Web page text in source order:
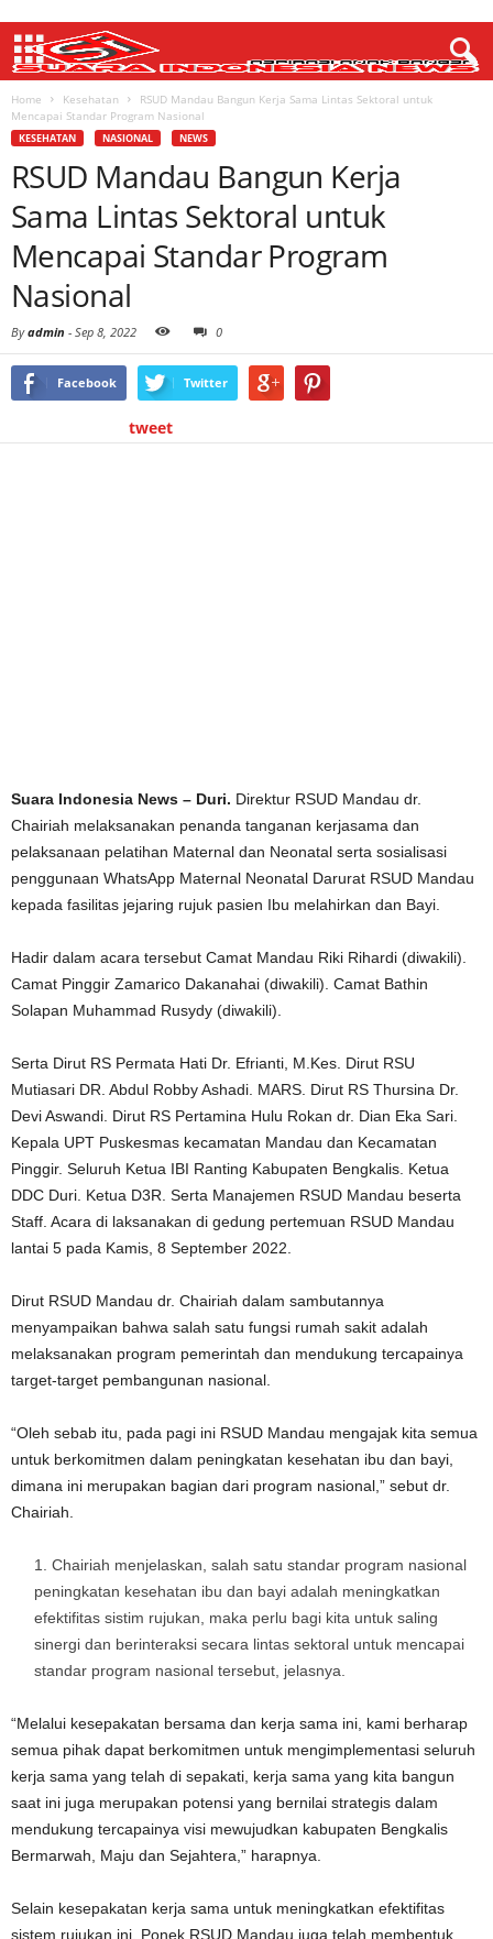
Home Kesehatan
RSUD Mandau Bangun Kerja Sama Lintas Sektoral untuk
Mencapai Standar Program Nasional
KESEHATAN NASIONAL NEWS
RSUD Mandau Bangun Kerja
Sama Lintas Sektoral untuk
Mencapai Standar Program
Nasional
Byadmin - Sep 8, 2022 0
Facebook Twitter
tweet
Suara Indonesia News – Duri. Direktur RSUD Mandau dr.
Chairiah melaksanakan penanda tanganan kerjasama dan
pelaksanaan pelatihan Maternal dan Neonatal serta sosialisasi
penggunaan WhatsApp Maternal Neonatal Darurat RSUD Mandau
kepada fasilitas jejaring rujuk pasien Ibu melahirkan dan Bayi.
Hadir dalam acara tersebut Camat Mandau Riki Rihardi (diwakili).
Camat Pinggir Zamarico Dakanahai (diwakili). Camat Bathin
Solapan Muhammad Rusydy (diwakili).
Serta Dirut RS Permata Hati Dr. Efrianti, M.Kes. Dirut RSU
Mutiasari DR. Abdul Robby Ashadi. MARS. Dirut RS Thursina Dr.
Devi Aswandi. Dirut RS Pertamina Hulu Rokan dr. Dian Eka Sari.
Kepala UPT Puskesmas kecamatan Mandau dan Kecamatan
Pinggir. Seluruh Ketua IBI Ranting Kabupaten Bengkalis. Ketua
DDC Duri. Ketua D3R. Serta Manajemen RSUD Mandau beserta
Staff. Acara di laksanakan di gedung pertemuan RSUD Mandau
lantai 5 pada Kamis, 8 September 2022.
Dirut RSUD Mandau dr. Chairiah dalam sambutannya
menyampaikan bahwa salah satu fungsi rumah sakit adalah
melaksanakan program pemerintah dan mendukung tercapainya
target-target pembangunan nasional.
“Oleh sebab itu, pada pagi ini RSUD Mandau mengajak kita semua
untuk berkomitmen dalam peningkatan kesehatan ibu dan bayi,
dimana ini merupakan bagian dari program nasional,” sebut dr.
Chairiah.
Chairiah menjelaskan, salah satu standar program nasional
peningkatan kesehatan ibu dan bayi adalah meningkatkan
efektifitas sistim rujukan, maka perlu bagi kita untuk saling
sinergi dan berinteraksi secara lintas sektoral untuk mencapai
standar program nasional tersebut, jelasnya.
“Melalui kesepakatan bersama dan kerja sama ini, kami berharap
semua pihak dapat berkomitmen untuk mengimplementasi seluruh
kerja sama yang telah di sepakati, kerja sama yang kita bangun
saat ini juga merupakan potensi yang bernilai strategis dalam
mendukung tercapainya visi mewujudkan kabupaten Bengkalis
Bermarwah, Maju dan Sejahtera,” harapnya.
Selain kesepakatan kerja sama untuk meningkatkan efektifitas
sistem rujukan ini, Ponek RSUD Mandau juga telah membentuk